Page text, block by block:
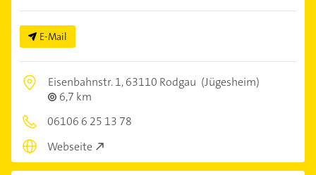
E-Mail
Eisenbahnstr. 1,63110 Rodgau (Jügesheim)
6,7 km
06106 6 25 13 78
Webseite